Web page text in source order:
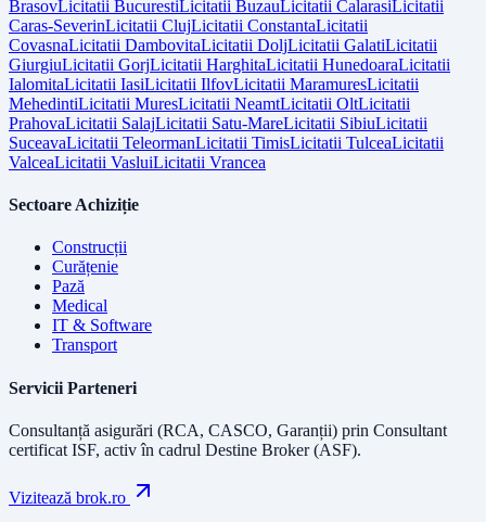
BrasovLicitatii BucurestiLicitatii BuzauLicitatii CalarasiLicitatii
Caras-SeverinLicitatii ClujLicitatii ConstantaLicitatii
CovasnaLicitatii DambovitaLicitatii DoljLicitatii GalatiLicitatii
GiurgiuLicitatii GorjLicitatii HarghitaLicitatii HunedoaraLicitatii
IalomitaLicitatii IasiLicitatii IlfovLicitatii MaramuresLicitatii
MehedintiLicitatii MuresLicitatii NeamtLicitatii OltLicitatii
PrahovaLicitatii SalajLicitatii Satu-MareLicitatii SibiuLicitatii
SuceavaLicitatii TeleormanLicitatii TimisLicitatii TulceaLicitatii
ValceaLicitatii VasluiLicitatii Vrancea
Sectoare Achiziție
Construcții
Curățenie
Pază
Medical
IT & Software
Transport
Servicii Parteneri
Consultanță asigurări (RCA, CASCO, Garanții) prin Consultant
certificat ISF, activ în cadrul Destine Broker (ASF).
Vizitează brok.ro